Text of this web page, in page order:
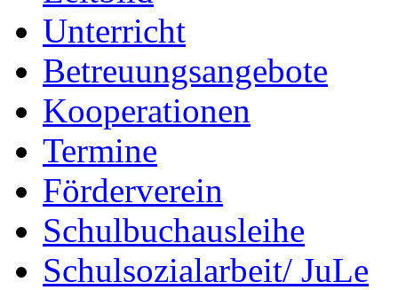
Unterricht
Betreuungsangebote
Kooperationen
Termine
Förderverein
Schulbuchausleihe
Schulsozialarbeit/ JuLe